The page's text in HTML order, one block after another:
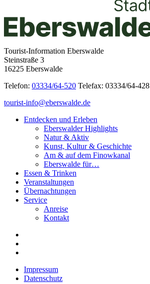
Tourist-Information Eberswalde
Steinstraße 3
16225 Eberswalde
Telefon: 03334/64-520 Telefax: 03334/64-428
tourist-info@eberswalde.de
Entdecken und Erleben
Eberswalder Highlights
Natur & Aktiv
Kunst, Kultur & Geschichte
Am & auf dem Finowkanal
Eberswalde für…
Essen & Trinken
Veranstaltungen
Übernachtungen
Service
Anreise
Kontakt
Impressum
Datenschutz